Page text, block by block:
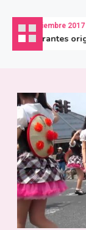
17 diciembre 2017
Integrantes